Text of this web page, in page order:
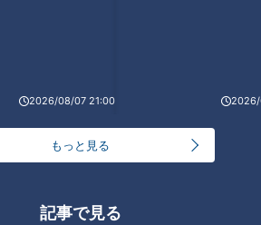
2026/08/07 21:00 2026/
もっと見る
記事で見る
イブ！
サザンが全国ツアー完走！“万華
た夜【ドーム編】